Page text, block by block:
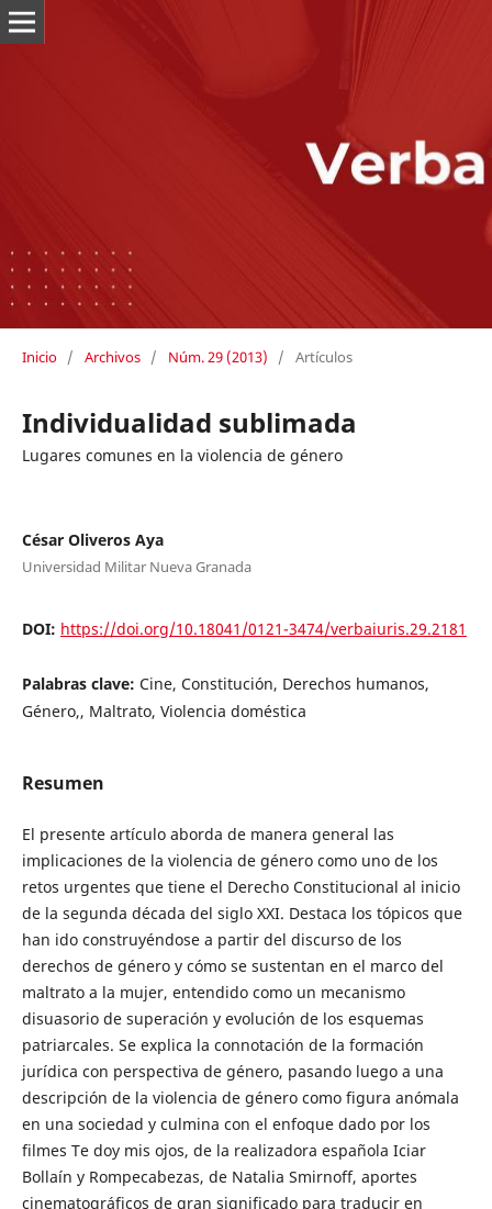
Inicio / Archivos / Núm. 29 (2013) / Artículos
Individualidad sublimada
Lugares comunes en la violencia de género
César Oliveros Aya
Universidad Militar Nueva Granada
DOI: https://doi.org/10.18041/0121-3474/verbaiuris.29.2181
Palabras clave: Cine, Constitución, Derechos humanos,
Género,, Maltrato, Violencia doméstica
Resumen
El presente artículo aborda de manera general las
implicaciones de la violencia de género como uno de los
retos urgentes que tiene el Derecho Constitucional al inicio
de la segunda década del siglo XXI. Destaca los tópicos que
han ido construyéndose a partir del discurso de los
derechos de género y cómo se sustentan en el marco del
maltrato a la mujer, entendido como un mecanismo
disuasorio de superación y evolución de los esquemas
patriarcales. Se explica la connotación de la formación
jurídica con perspectiva de género, pasando luego a una
descripción de la violencia de género como figura anómala
en una sociedad y culmina con el enfoque dado por los
filmes Te doy mis ojos, de la realizadora española Iciar
Bollaín y Rompecabezas, de Natalia Smirnoff, aportes
cinematográficos de gran significado para traducir en